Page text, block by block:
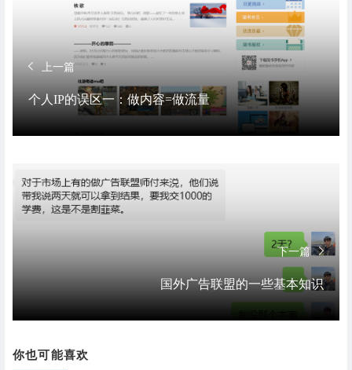
上一篇
个人IP的误区一：做内容=做流量
下一篇
国外广告联盟的一些基本知识
你也可能喜欢